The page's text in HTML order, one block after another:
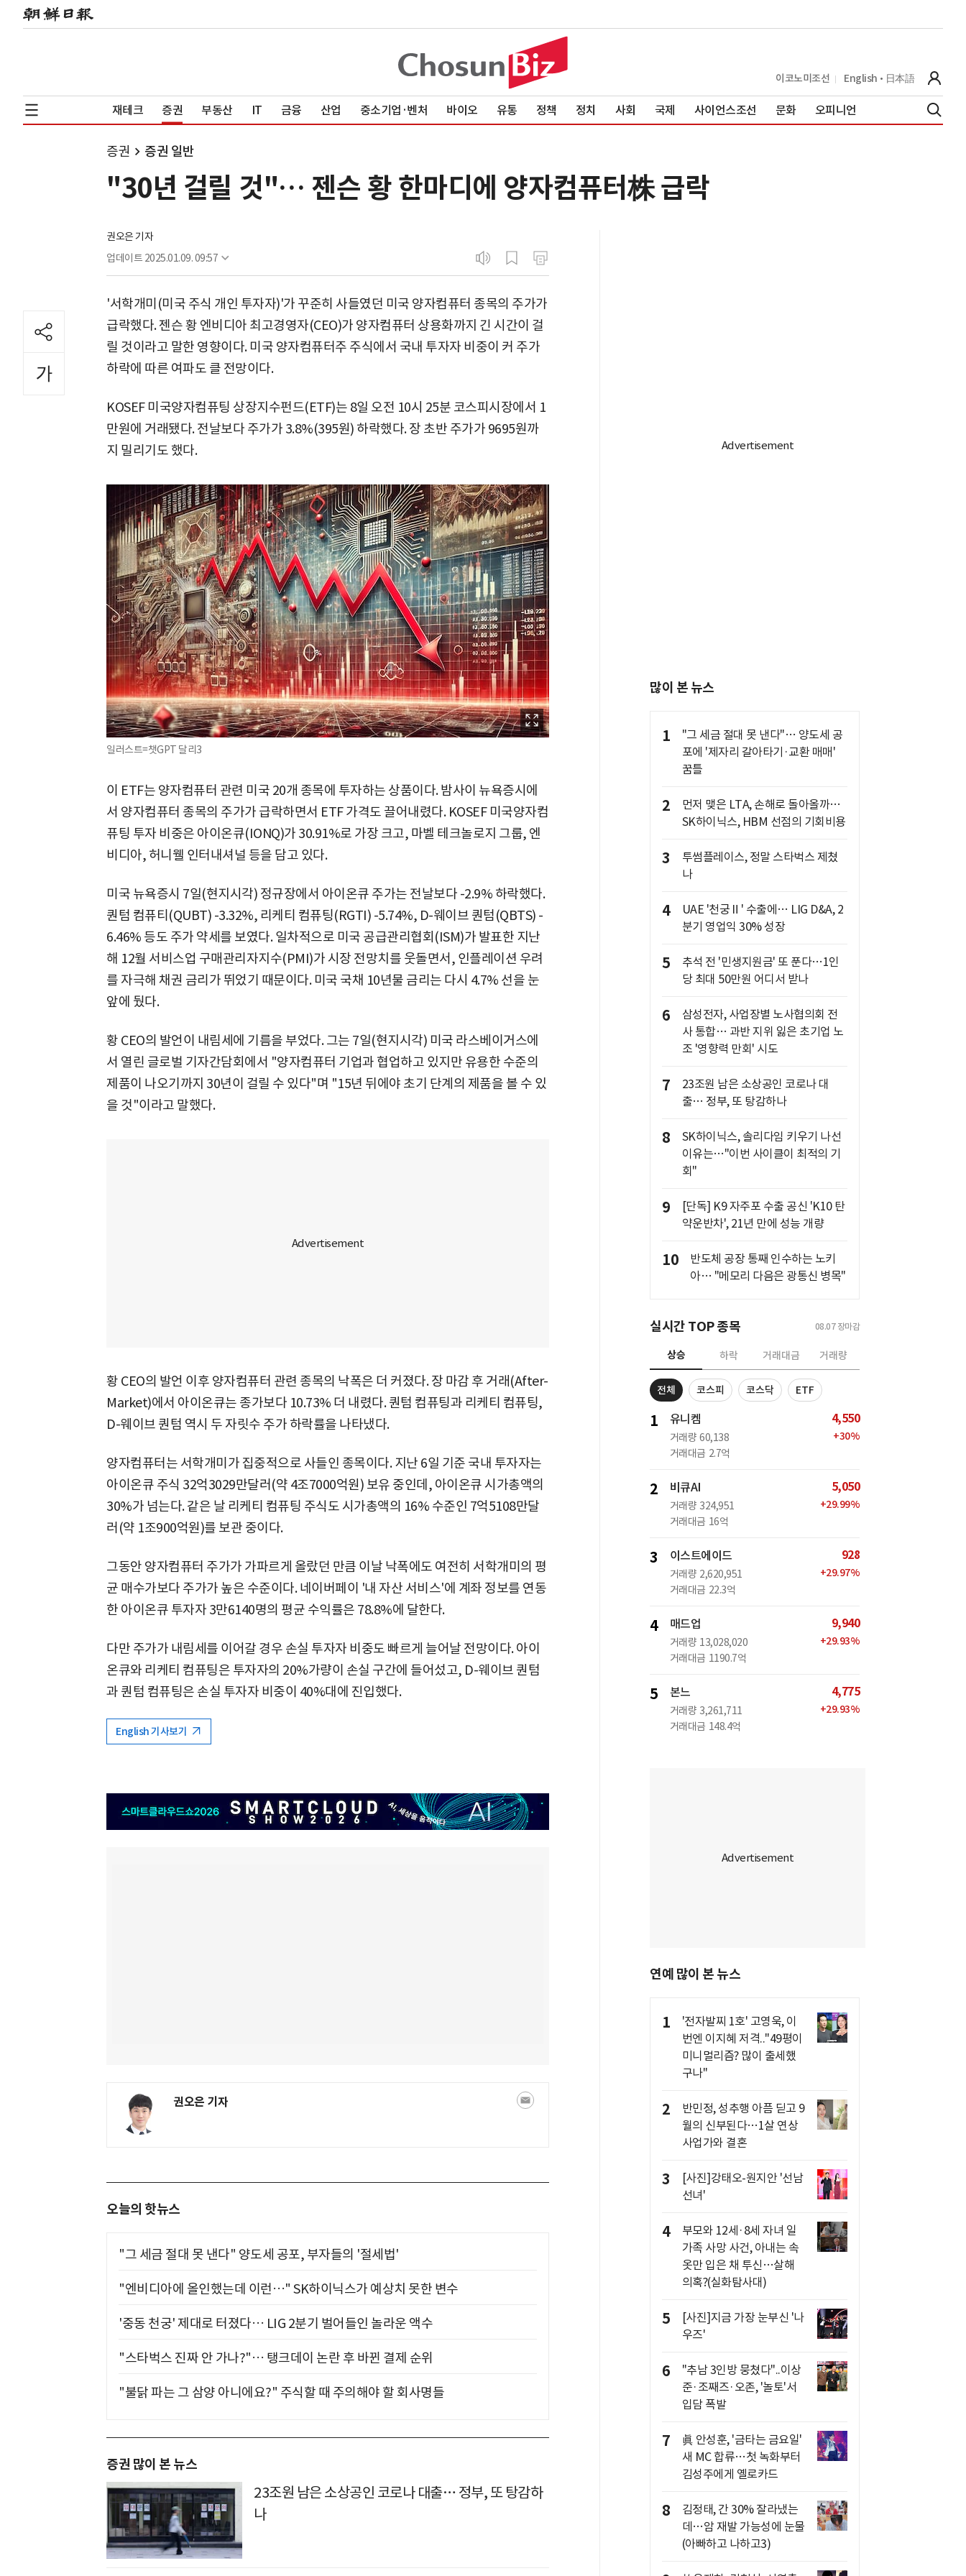
이코노미조선 English 日本語
재테크 증권 부동산 IT 금융 산업 중소기업·벤처 바이오 유통 정책 정치 사회 국제 사이언스조선 문화 오피니언
증권 증권 일반
"30년 걸릴 것"… 젠슨 황 한마디에 양자컴퓨터株 급락
권오은 기자
업데이트 2025.01.09. 09:57
'서학개미(미국 주식 개인 투자자)'가 꾸준히 사들였던 미국 양자컴퓨터 종목의 주가가
급락했다. 젠슨 황 엔비디아 최고경영자(CEO)가 양자컴퓨터 상용화까지 긴 시간이 걸
릴 것이라고 말한 영향이다. 미국 양자컴퓨터주 주식에서 국내 투자자 비중이 커 주가
하락에 따른 여파도 클 전망이다.
KOSEF 미국양자컴퓨팅 상장지수펀드(ETF)는 8일 오전 10시 25분 코스피시장에서 1
만원에 거래됐다. 전날보다 주가가 3.8%(395원) 하락했다. 장 초반 주가가 9695원까
지 밀리기도 했다.
일러스트=챗GPT 달리3
이 ETF는 양자컴퓨터 관련 미국 20개 종목에 투자하는 상품이다. 밤사이 뉴욕증시에
서 양자컴퓨터 종목의 주가가 급락하면서 ETF 가격도 끌어내렸다. KOSEF 미국양자컴
퓨팅 투자 비중은 아이온큐(IONQ)가 30.91%로 가장 크고, 마벨 테크놀로지 그룹, 엔
비디아, 허니웰 인터내셔널 등을 담고 있다.
미국 뉴욕증시 7일(현지시각) 정규장에서 아이온큐 주가는 전날보다 -2.9% 하락했다.
퀀텀 컴퓨티(QUBT) -3.32%, 리케티 컴퓨팅(RGTI) -5.74%, D-웨이브 퀀텀(QBTS) -
6.46% 등도 주가 약세를 보였다. 일차적으로 미국 공급관리협회(ISM)가 발표한 지난
해 12월 서비스업 구매관리자지수(PMI)가 시장 전망치를 웃돌면서, 인플레이션 우려
를 자극해 채권 금리가 뛰었기 때문이다. 미국 국채 10년물 금리는 다시 4.7% 선을 눈
앞에 뒀다.
황 CEO의 발언이 내림세에 기름을 부었다. 그는 7일(현지시각) 미국 라스베이거스에
서 열린 글로벌 기자간담회에서 "양자컴퓨터 기업과 협업하고 있지만 유용한 수준의
제품이 나오기까지 30년이 걸릴 수 있다"며 "15년 뒤에야 초기 단계의 제품을 볼 수 있
을 것"이라고 말했다.
황 CEO의 발언 이후 양자컴퓨터 관련 종목의 낙폭은 더 커졌다. 장 마감 후 거래(After-
Market)에서 아이온큐는 종가보다 10.73% 더 내렸다. 퀀텀 컴퓨팅과 리케티 컴퓨팅,
D-웨이브 퀀텀 역시 두 자릿수 주가 하락률을 나타냈다.
양자컴퓨터는 서학개미가 집중적으로 사들인 종목이다. 지난 6일 기준 국내 투자자는
아이온큐 주식 32억3029만달러(약 4조7000억원) 보유 중인데, 아이온큐 시가총액의
30%가 넘는다. 같은 날 리케티 컴퓨팅 주식도 시가총액의 16% 수준인 7억5108만달
러(약 1조900억원)를 보관 중이다.
그동안 양자컴퓨터 주가가 가파르게 올랐던 만큼 이날 낙폭에도 여전히 서학개미의 평
균 매수가보다 주가가 높은 수준이다. 네이버페이 '내 자산 서비스'에 계좌 정보를 연동
한 아이온큐 투자자 3만6140명의 평균 수익률은 78.8%에 달한다.
다만 주가가 내림세를 이어갈 경우 손실 투자자 비중도 빠르게 늘어날 전망이다. 아이
온큐와 리케티 컴퓨팅은 투자자의 20%가량이 손실 구간에 들어섰고, D-웨이브 퀀텀
과 퀀텀 컴퓨팅은 손실 투자자 비중이 40%대에 진입했다.
English 기사보기
권오은 기자
오늘의 핫뉴스
"그 세금 절대 못 낸다" 양도세 공포, 부자들의 '절세법'
"엔비디아에 올인했는데 이런…" SK하이닉스가 예상치 못한 변수
'중동 천궁' 제대로 터졌다… LIG 2분기 벌어들인 놀라운 액수
"스타벅스 진짜 안 가나?"… 탱크데이 논란 후 바뀐 결제 순위
"불닭 파는 그 삼양 아니에요?" 주식할 때 주의해야 할 회사명들
증권 많이 본 뉴스
23조원 남은 소상공인 코로나 대출… 정부, 또 탕감하
나
많이 본 뉴스
1
"그 세금 절대 못 낸다"… 양도세 공
포에 '제자리 갈아타기·교환 매매'
꿈틀
2
먼저 맺은 LTA, 손해로 돌아올까…
SK하이닉스, HBM 선점의 기회비용
3
투썸플레이스, 정말 스타벅스 제쳤
나
4
UAE '천궁Ⅱ' 수출에… LIG D&A, 2
분기 영업익 30% 성장
5
추석 전 '민생지원금' 또 푼다…1인
당 최대 50만원 어디서 받나
6
삼성전자, 사업장별 노사협의회 전
사 통합… 과반 지위 잃은 초기업 노
조 '영향력 만회' 시도
7
23조원 남은 소상공인 코로나 대
출… 정부, 또 탕감하나
8
SK하이닉스, 솔리다임 키우기 나선
이유는…"이번 사이클이 최적의 기
회"
9
[단독] K9 자주포 수출 공신 'K10 탄
약운반차', 21년 만에 성능 개량
10
반도체 공장 통째 인수하는 노키
아… "메모리 다음은 광통신 병목"
실시간 TOP 종목 08.07 장마감
상승 하락 거래대금 거래량
전체 코스피 코스닥 ETF
1 유니켐
거래량 60,138
거래대금 2.7억
4,550
+30%
2 비큐AI
거래량 324,951
거래대금 16억
5,050
+29.99%
3 이스트에이드
거래량 2,620,951
거래대금 22.3억
928
+29.97%
4 매드업
거래량 13,028,020
거래대금 1190.7억
9,940
+29.93%
5 본느
거래량 3,261,711
거래대금 148.4억
4,775
+29.93%
연예 많이 본 뉴스
1
'전자발찌 1호' 고영욱, 이
번엔 이지혜 저격.."49평이
미니멀리즘? 많이 출세했
구나"
2
반민정, 성추행 아픔 딛고 9
월의 신부된다…1살 연상
사업가와 결혼
3
[사진]강태오-원지안 '선남
선녀'
4
부모와 12세·8세 자녀 일
가족 사망 사건, 아내는 속
옷만 입은 채 투신…살해
의혹?(실화탐사대)
5
[사진]지금 가장 눈부신 '나
우즈'
6
"추남 3인방 뭉쳤다"..이상
준·조째즈·오존, '놀토'서
입담 폭발
7
眞 안성훈, '금타는 금요일'
새 MC 합류…첫 녹화부터
김성주에게 옐로카드
8
김정태, 간 30% 잘라냈는
데…암 재발 가능성에 눈물
(아빠하고 나하고3)